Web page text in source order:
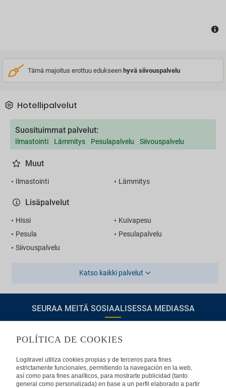
Tämä majoitus erottuu edukseen hyvä siivouspalvelu
Hotellipalvelut
Suosituimmat palvelut:
Ilmastointi Lämmitys Pesulapalvelu Siivouspalvelu
Muut
Ilmastointi Lämmitys
Lisäpalvelut
Hissi
Kuivapesu
Pesula
Pesulapalvelu
Siivouspalvelu
Katso kaikki palvelut
SEURAA MEITÄ SOSIAALISESSA MEDIASSA
TIETOA LOGITRAVELISTA
Usein kysyttyjä kysymyksiä Ota yhteyttä
POLÍTICA DE COOKIES
Logitravel utiliza cookies propias y de terceros para fines
estrictamente funcionales, permitiendo la navegación en la web,
así como para fines analíticos, para mostrarte publicidad (tanto
general como personalizada) en base a un perfil elaborado a partir